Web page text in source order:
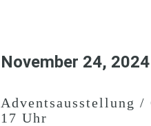
November 24, 2024
Adventsausstellung
17 Uhr